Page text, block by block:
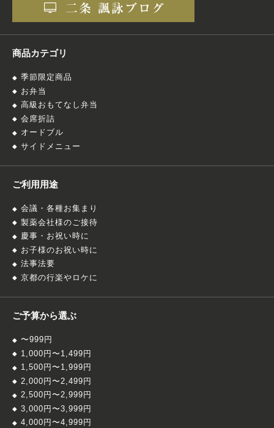
商品カテゴリ
季節限定商品
お弁当
高級おもてなし弁当
会席折詰
オードブル
サイドメニュー
ご利用用途
会議・各種お集まり
製薬会社様のご接待
慶事・お祝い時に
お子様のお祝い時に
法事法要
京都の行楽やロケに
ご予算から選ぶ
〜999円
1,000円〜1,499円
1,500円〜1,999円
2,000円〜2,499円
2,500円〜2,999円
3,000円〜3,999円
4,000円〜4,999円